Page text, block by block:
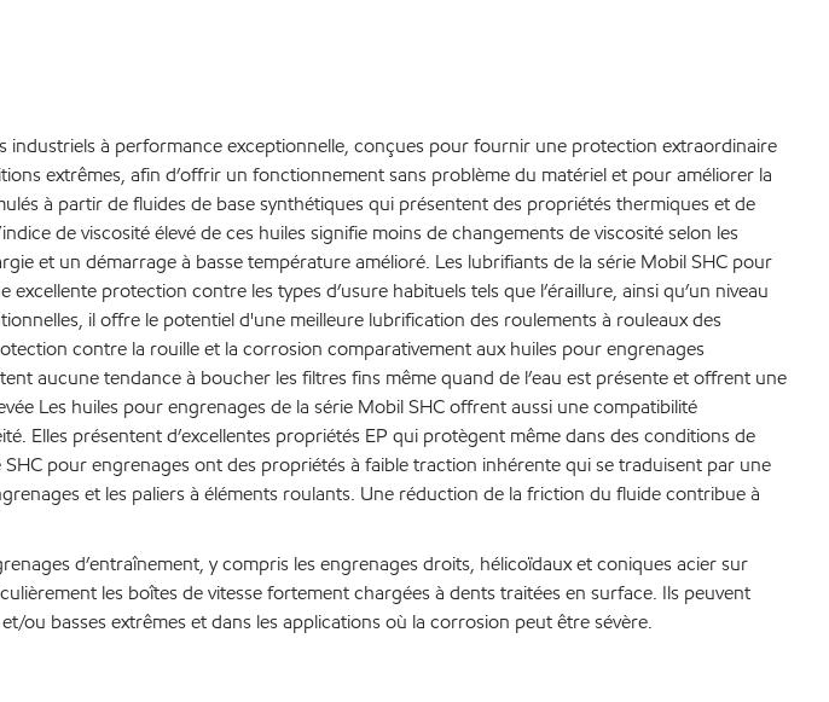
industriels à performance exceptionnelle, conçues pour fournir une protection extraordinaire
extrêmes, afin d’offrir un fonctionnement sans problème du matériel et pour améliorer la
à partir de fluides de base synthétiques qui présentent des propriétés thermiques et de
de viscosité élevé de ces huiles signifie moins de changements de viscosité selon les
et un démarrage à basse température amélioré. Les lubrifiants de la série Mobil SHC pour
protection contre les types d’usure habituels tels que l’éraillure, ainsi qu’un niveau
il offre le potentiel d'une meilleure lubrification des roulements à rouleaux des
contre la rouille et la corrosion comparativement aux huiles pour engrenages
aucune tendance à boucher les filtres fins même quand de l’eau est présente et offrent une
Les huiles pour engrenages de la série Mobil SHC offrent aussi une compatibilité
Elles présentent d’excellentes propriétés EP qui protègent même dans des conditions de
pour engrenages ont des propriétés à faible traction inhérente qui se traduisent par une
et les paliers à éléments roulants. Une réduction de la friction du fluide contribue à
d’entraînement, y compris les engrenages droits, hélicoïdaux et coniques acier sur
les boîtes de vitesse fortement chargées à dents traitées en surface. Ils peuvent
ou basses extrêmes et dans les applications où la corrosion peut être sévère.